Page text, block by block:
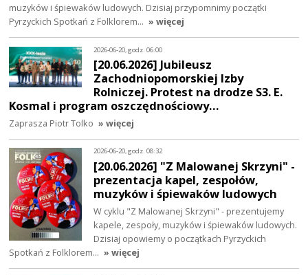
muzyków i śpiewaków ludowych. Dzisiaj przypomnimy początki
Pyrzyckich Spotkań z Folklorem… » więcej
2026-06-20, godz. 06:00
[20.06.2026] Jubileusz
Zachodniopomorskiej Izby
Rolniczej. Protest na drodze S3. E.
Kosmal i program oszczędnościowy…
Zaprasza Piotr Tolko » więcej
2026-06-20, godz. 08:32
[20.06.2026] "Z Malowanej Skrzyni" -
prezentacja kapel, zespołów,
muzyków i śpiewaków ludowych
W cyklu "Z Malowanej Skrzyni" - prezentujemy
kapele, zespoły, muzyków i śpiewaków ludowych.
Dzisiaj opowiemy o początkach Pyrzyckich
Spotkań z Folklorem… » więcej